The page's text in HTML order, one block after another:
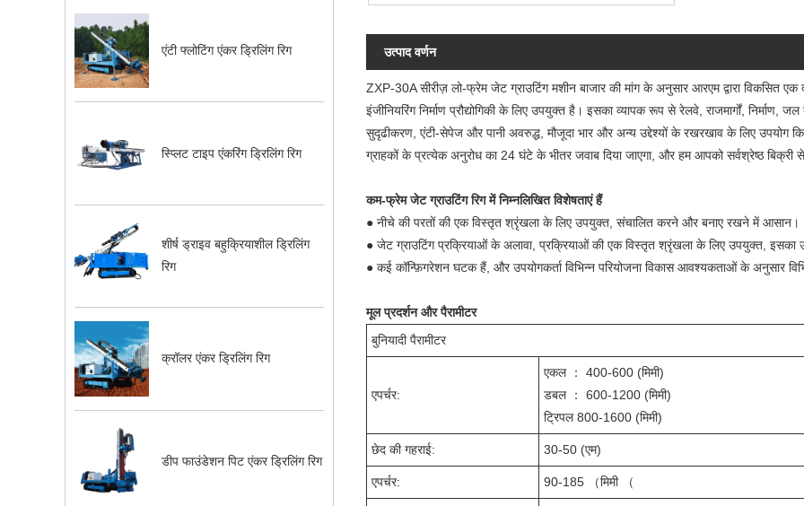
एंटी फ्लोटिंग एंकर ड्रिलिंग रिग
स्प्लिट टाइप एंकरिंग ड्रिलिंग रिग
शीर्ष ड्राइव बहुक्रियाशील ड्रिलिंग
रिग
क्रॉलर एंकर ड्रिलिंग रिग
डीप फाउंडेशन पिट एंकर ड्रिलिंग रिग
उत्पाद वर्णन
ZXP-30A सीरीज़ लो-फ्रेम जेट ग्राउटिंग मशीन बाजार की मांग के अनुसार आरएम द्वारा विकसित एक
इंजीनियरिंग निर्माण प्रौद्योगिकी के लिए उपयुक्त है। इसका व्यापक रूप से रेलवे, राजमार्गों,
सुदृढीकरण, एंटी-सेपेज और पानी अवरुद्ध, मौजूदा भार और अन्य उद्देश्यों के रखरखाव के लिए उपयोग
ग्राहकों के प्रत्येक अनुरोध का 24 घंटे के भीतर जवाब दिया जाएगा, और हम आपको सर्वश्रेष्ठ
कम-फ्रेम जेट ग्राउटिंग रिग में निम्नलिखित विशेषताएं हैं
● नीचे की परतों की एक विस्तृत श्रृंखला के लिए उपयुक्त, संचालित करने और बनाए रखने में आसान।
● जेट ग्राउटिंग प्रक्रियाओं के अलावा, प्रक्रियाओं की एक विस्तृत श्रृंखला के लिए उपयुक्त, इसका
● कई कॉन्फ़िगरेशन घटक हैं, और उपयोगकर्ता विभिन्न परियोजना विकास आवश्यकताओं के अनुसार
मूल प्रदर्शन और पैरामीटर
बुनियादी पैरामीटर
एपर्चर:
एकल ： 400-600 (मिमी)
डबल ： 600-1200 (मिमी)
ट्रिपल 800-1600 (मिमी)
छेद की गहराई: 30-50 (एम)
एपर्चर: 90-185 （मिमी （